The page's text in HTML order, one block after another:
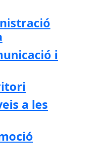
i
a les